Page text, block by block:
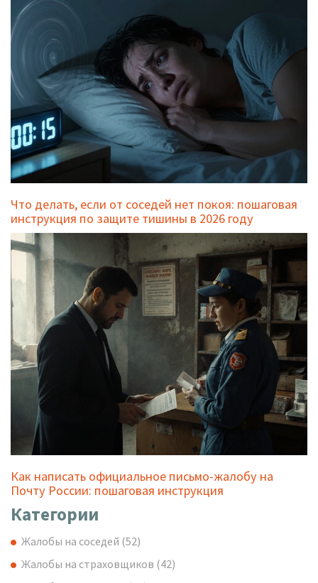
Что делать, если от соседей нет покоя: пошаговая
инструкция по защите тишины в 2026 году
Как написать официальное письмо-жалобу на
Почту России: пошаговая инструкция
Категории
Жалобы на соседей (52)
Жалобы на страховщиков (42)